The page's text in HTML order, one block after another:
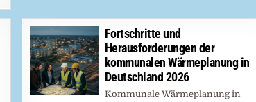
Fortschritte und
Herausforderungen der
kommunalen Wärmeplanung in
Deutschland 2026
Kommunale Wärmeplanung in